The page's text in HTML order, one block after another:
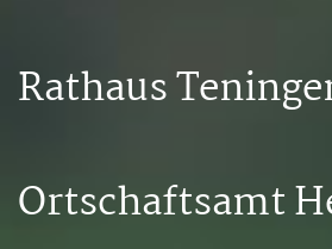
Rathaus
Ortschaftsamt